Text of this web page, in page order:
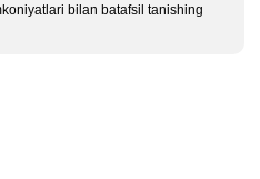
bilan batafsil tanishing